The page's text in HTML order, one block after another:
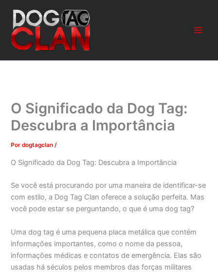
para
conteúdo
O Significado da Dog Tag:
Descubra a Importância
Pordogtagclan/
O Significado da Dog Tag: Descubra a Importância
Se você está procurando por uma maneira de identificar-se
com estilo, a Dog Tag Clan oferece a solução perfeita. Mas
você pode estar se perguntando, o que é uma dog tag?
Uma dog tag é uma pequena placa metálica que contém
informações importantes, como o nome da pessoa,
informações médicas e contatos de emergência. Elas são
usadas há séculos pelos membros das forças militares